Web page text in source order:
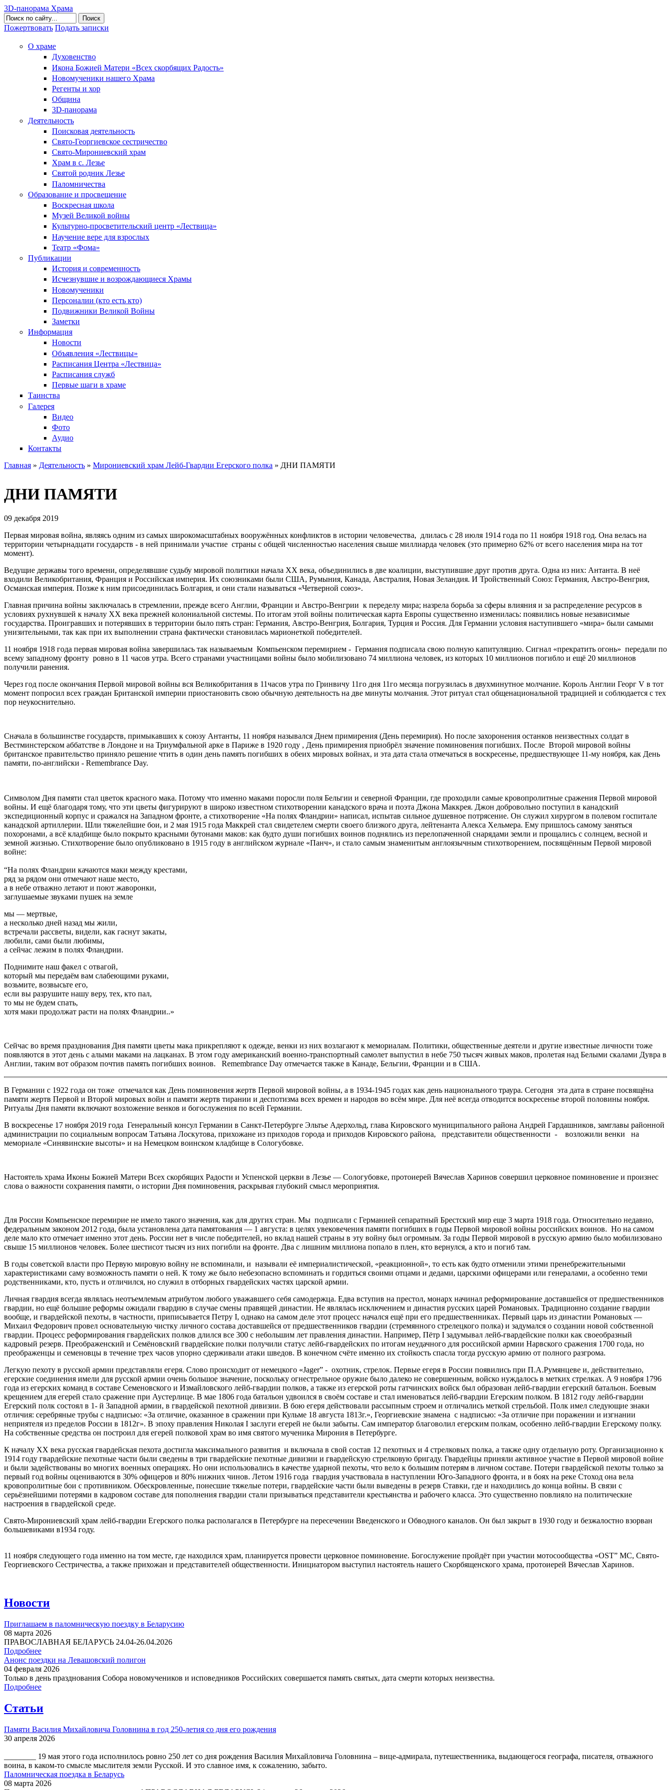
3D-панорама Храма
Поиск
Пожертвовать Подать записки
О храме
Духовенство
Икона Божией Матери «Всех скорбящих Радость»
Новомученики нашего Храма
Регенты и хор
Община
3D-панорама
Деятельность
Поисковая деятельность
Свято-Георгиевское сестричество
Свято-Мирониевский храм
Храм в с. Лезье
Святой родник Лезье
Паломничества
Образование и просвещение
Воскресная школа
Музей Великой войны
Культурно-просветительский центр «Лествица»
Научение вере для взрослых
Театр «Фома»
Публикации
История и современность
Исчезнувшие и возрождающиеся Храмы
Новомученики
Персоналии (кто есть кто)
Подвижники Великой Войны
Заметки
Информация
Новости
Объявления «Лествицы»
Расписания Центра «Лествица»
Расписания служб
Первые шаги в храме
Таинства
Галерея
Видео
Фото
Аудио
Контакты
Главная » Деятельность » Мирониевский храм Лейб-Гвардии Егерского полка » ДНИ ПАМЯТИ
ДНИ ПАМЯТИ
09 декабря 2019
Первая мировая война, являясь одним из самых широкомасштабных вооружённых конфликтов в истории человечества, длилась с 28 июля 1914 года по 11 ноября 1918 год. Она велась на
территории четырнадцати государств - в ней принимали участие страны с общей численностью населения свыше миллиарда человек (это примерно 62% от всего населения мира на тот
момент).
Ведущие державы того времени, определявшие судьбу мировой политики начала XX века, объединились в две коалиции, выступившие друг против друга. Одна из них: Антанта. В неё
входили Великобритания, Франция и Российская империя. Их союзниками были США, Румыния, Канада, Австралия, Новая Зеландия. И Тройственный Союз: Германия, Австро-Венгрия,
Османская империя. Позже к ним присоединилась Болгария, и они стали называться «Четверной союз».
Главная причина войны заключалась в стремлении, прежде всего Англии, Франции и Австро-Венгрии к переделу мира; назрела борьба за сферы влияния и за распределение ресурсов в
условиях рухнувшей к началу XX века прежней колониальной системы. По итогам этой войны политическая карта Европы существенно изменилась: появились новые независимые
государства. Проигравших и потерявших в территории было пять стран: Германия, Австро-Венгрия, Болгария, Турция и Россия. Для Германии условия наступившего «мира» были самыми
унизительными, так как при их выполнении страна фактически становилась марионеткой победителей.
11 ноября 1918 года первая мировая война завершилась так называемым Компьенском перемирием - Германия подписала свою полную капитуляцию. Сигнал «прекратить огонь» передали по
всему западному фронту ровно в 11 часов утра. Всего странами участницами войны было мобилизовано 74 миллиона человек, из которых 10 миллионов погибло и ещё 20 миллионов
получили ранения.
Через год после окончания Первой мировой войны вся Великобритания в 11часов утра по Гринвичу 11го дня 11го месяца погрузилась в двухминутное молчание. Король Англии Георг V в тот
момент попросил всех граждан Британской империи приостановить свою обычную деятельность на две минуты молчания. Этот ритуал стал общенациональной традицией и соблюдается с тех
пор неукоснительно.
Сначала в большинстве государств, примыкавших к союзу Антанты, 11 ноября назывался Днем примирения (День перемирия). Но после захоронения останков неизвестных солдат в
Вестминстерском аббатстве в Лондоне и на Триумфальной арке в Париже в 1920 году , День примирения приобрёл значение поминовения погибших. После Второй мировой войны
британское правительство приняло решение чтить в один день память погибших в обеих мировых войнах, и эта дата стала отмечаться в воскресенье, предшествующее 11-му ноября, как День
памяти, по-английски - Remembrance Day.
Символом Дня памяти стал цветок красного мака. Потому что именно маками поросли поля Бельгии и северной Франции, где проходили самые кровопролитные сражения Первой мировой
войны. И ещё благодаря тому, что эти цветы фигурируют в широко известном стихотворении канадского врача и поэта Джона Маккрея. Джон добровольно поступил в канадский
экспедиционный корпус и сражался на Западном фронте, а стихотворение «На полях Фландрии» написал, испытав сильное душевное потрясение. Он служил хирургом в полевом госпитале
канадской артиллерии. Шли тяжелейшие бои, и 2 мая 1915 года Маккрей стал свидетелем смерти своего близкого друга, лейтенанта Алекса Хельмера. Ему пришлось самому заняться
похоронами, а всё кладбище было покрыто красными бутонами маков: как будто души погибших воинов поднялись из перелопаченной снарядами земли и прощались с солнцем, весной и
земной жизнью. Стихотворение было опубликовано в 1915 году в английском журнале «Панч», и стало самым знаменитым англоязычным стихотворением, посвящённым Первой мировой
войне:
“На полях Фландрии качаются маки между крестами,
ряд за рядом они отмечают наше место,
а в небе отважно летают и поют жаворонки,
заглушаемые звуками пушек на земле
мы — мертвые,
а несколько дней назад мы жили,
встречали рассветы, видели, как гаснут закаты,
любили, сами были любимы,
а сейчас лежим в полях Фландрии.
Поднимите наш факел с отвагой,
который мы передаём вам слабеющими руками,
возьмите, возвысьте его,
если вы разрушите нашу веру, тех, кто пал,
то мы не будем спать,
хотя маки продолжат расти на полях Фландрии..»
Сейчас во время празднования Дня памяти цветы мака прикрепляют к одежде, венки из них возлагают к мемориалам. Политики, общественные деятели и другие известные личности тоже
появляются в этот день с алыми маками на лацканах. В этом году американский военно-транспортный самолет выпустил в небе 750 тысяч живых маков, пролетая над Белыми скалами Дувра в
Англии, таким вот образом почтив память погибших воинов. Remembrance Day отмечается также в Канаде, Бельгии, Франции и в США.
В Германии с 1922 года он тоже отмечался как День поминовения жертв Первой мировой войны, а в 1934-1945 годах как день национального траура. Сегодня эта дата в стране посвящёна
памяти жертв Первой и Второй мировых войн и памяти жертв тирании и деспотизма всех времен и народов во всём мире. Для неё всегда отводится воскресенье второй половины ноября.
Ритуалы Дня памяти включают возложение венков и богослужения по всей Германии.
В воскресенье 17 ноября 2019 года Генеральный консул Германии в Санкт-Петербурге Эльтье Адерхольд, глава Кировского муниципального района Андрей Гардашников, замглавы районной
администрации по социальным вопросам Татьяна Лоскутова, прихожане из приходов города и приходов Кировского района, представители общественности - возложили венки на
мемориале «Синявинские высоты» и на Немецком воинском кладбище в Сологубовке.
Настоятель храма Иконы Божией Матери Всех скорбящих Радости и Успенской церкви в Лезье — Сологубовке, протоиерей Вячеслав Харинов совершил церковное поминовение и произнес
слова о важности сохранения памяти, о истории Дня поминовения, раскрывая глубокий смысл мероприятия.
Для России Компьенское перемирие не имело такого значения, как для других стран. Мы подписали с Германией сепаратный Брестский мир еще 3 марта 1918 года. Относительно недавно,
федеральным законом 2012 года, была установлена дата памятования — 1 августа: в целях увековечения памяти погибших в годы Первой мировой войны российских воинов. Но на самом
деле мало кто отмечает именно этот день. России нет в числе победителей, но вклад нашей страны в эту войну был огромным. За годы Первой мировой в русскую армию было мобилизовано
свыше 15 миллионов человек. Более шестисот тысяч из них погибли на фронте. Два с лишним миллиона попало в плен, кто вернулся, а кто и погиб там.
В годы советской власти про Первую мировую войну не вспоминали, и называли её империалистической, «реакционной», то есть как будто отменили этими пренебрежительными
характеристиками саму возможность памяти о ней. К тому же было небезопасно вспоминать и гордиться своими отцами и дедами, царскими офицерами или генералами, а особенно теми
родственниками, кто, пусть и отличился, но служил в отборных гвардейских частях царской армии.
Личная гвардия всегда являлась неотъемлемым атрибутом любого уважавшего себя самодержца. Едва вступив на престол, монарх начинал реформирование доставшейся от предшественников
гвардии, но ещё большие реформы ожидали гвардию в случае смены правящей династии. Не являлась исключением и династия русских царей Романовых. Традиционно создание гвардии
вообще, и гвардейской пехоты, в частности, приписывается Петру I, однако на самом деле этот процесс начался ещё при его предшественниках. Первый царь из династии Романовых —
Михаил Федорович провел основательную чистку личного состава доставшейся от предшественников гвардии (стремянного стрелецкого полка) и задумался о создании новой собственной
гвардии. Процесс реформирования гвардейских полков длился все 300 с небольшим лет правления династии. Например, Пётр I задумывал лейб-гвардейские полки как своеобразный
кадровый резерв. Преображенский и Семёновский гвардейские полки получили статус лейб-гвардейских по итогам неудачного для российской армии Нарвского сражения 1700 года, но
преображенцы и семеновцы в течение трех часов упорно сдерживали атаки шведов. В конечном счёте именно их стойкость спасла тогда русскую армию от полного разгрома.
Легкую пехоту в русской армии представляли егеря. Слово происходит от немецкого «Jager” - охотник, стрелок. Первые егеря в России появились при П.А.Румянцеве и, действительно,
егерские соединения имели для русской армии очень большое значение, поскольку огнестрельное оружие было далеко не совершенным, войско нуждалось в метких стрелках. А 9 ноября 1796
года из егерских команд в составе Семеновского и Измайловского лейб-гвардии полков, а также из егерской роты гатчинских войск был образован лейб-гвардии егерский батальон. Боевым
крещением для егерей стало сражение при Аустерлице. В мае 1806 года батальон удвоился в своём составе и стал именоваться лейб-гвардии Егерским полком. В 1812 году лейб-гвардии
Егерский полк состоял в 1- й Западной армии, в гвардейской пехотной дивизии. В бою егеря действовали рассыпным строем и отличались меткой стрельбой. Полк имел следующие знаки
отличия: серебряные трубы с надписью: «За отличие, оказанное в сражении при Кульме 18 августа 1813г.», Георгиевские знамена с надписью: «За отличие при поражении и изгнании
неприятеля из пределов России в 1812г». В эпоху правления Николая I заслуги егерей не были забыты. Сам император благоволил егерским полкам, особенно лейб-гвардии Егерскому полку.
На собственные средства он построил для егерей полковой храм во имя святого мученика Мирония в Петербурге.
К началу XX века русская гвардейская пехота достигла максимального развития и включала в свой состав 12 пехотных и 4 стрелковых полка, а также одну отдельную роту. Организационно к
1914 году гвардейские пехотные части были сведены в три гвардейские пехотные дивизии и гвардейскую стрелковую бригаду. Гвардейцы приняли активное участие в Первой мировой войне
и были задействованы во многих военных операциях. Но они использовались в качестве ударной пехоты, что вело к большим потерям в личном составе. Потери гвардейской пехоты только за
первый год войны оцениваются в 30% офицеров и 80% нижних чинов. Летом 1916 года гвардия участвовала в наступлении Юго-Западного фронта, и в боях на реке Стоход она вела
кровопролитные бои с противником. Обескровленные, понесшие тяжелые потери, гвардейские части были выведены в резерв Ставки, где и находились до конца войны. В связи с
серьёзнейшими потерями в кадровом составе для пополнения гвардии стали призываться представители крестьянства и рабочего класса. Это существенно повлияло на политические
настроения в гвардейской среде.
Свято-Мирониевский храм лейб-гвардии Егерского полка располагался в Петербурге на пересечении Введенского и Обводного каналов. Он был закрыт в 1930 году и безжалостно взорван
большевиками в1934 году.
11 ноября следующего года именно на том месте, где находился храм, планируется провести церковное поминовение. Богослужение пройдёт при участии мотосообщества «OST” MC, Свято-
Георгиевского Сестричества, а также прихожан и представителей общественности. Инициатором выступил настоятель нашего Скорбященского храма, протоиерей Вячеслав Харинов.
Новости
Приглашаем в паломническую поездку в Беларусию
08 марта 2026
ПРАВОСЛАВНАЯ БЕЛАРУСЬ 24.04-26.04.2026
Подробнее
Анонс поездки на Левашовский полигон
04 февраля 2026
Только в день празднования Собора новомучеников и исповедников Российских совершается память святых, дата смерти которых неизвестна.
Подробнее
Статьи
Памяти Василия Михайловича Головнина в год 250-летия со дня его рождения
30 апреля 2026
________ 19 мая этого года исполнилось ровно 250 лет со дня рождения Василия Михайловича Головнина – вице-адмирала, путешественника, выдающегося географа, писателя, отважного
воина, в каком-то смысле мыслителя земли Русской. И это славное имя, к сожалению, забыто.
Паломническая поездка в Беларусь
08 марта 2026